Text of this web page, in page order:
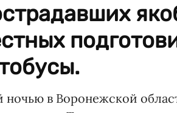
ночью в Воронежской